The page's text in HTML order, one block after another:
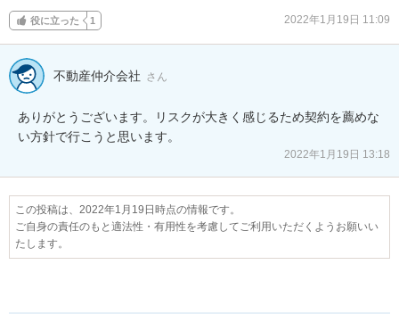
役に立った 1 2022年1月19日 11:09
不動産仲介会社 さん
ありがとうございます。リスクが大きく感じるため契約を薦めな
い方針で行こうと思います。
2022年1月19日 13:18
この投稿は、2022年1月19日時点の情報です。
ご自身の責任のもと適法性・有用性を考慮してご利用いただくようお願いい
たします。